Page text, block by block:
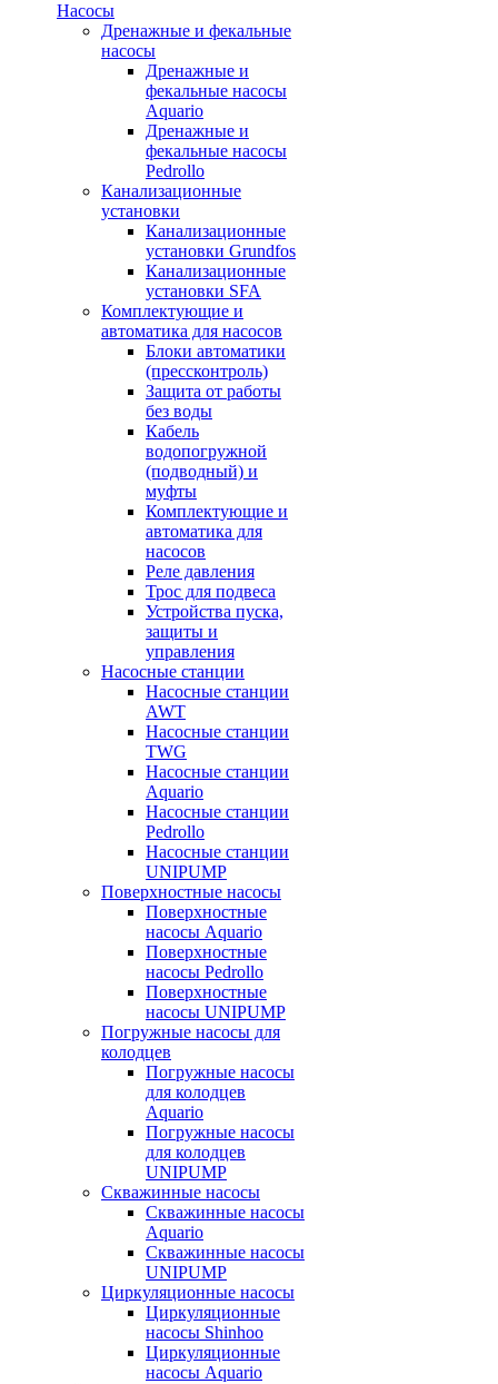
Насосы
Дренажные и фекальные
насосы
Дренажные и
фекальные насосы
Aquario
Дренажные и
фекальные насосы
Pedrollo
Канализационные
установки
Канализационные
установки Grundfos
Канализационные
установки SFA
Комплектующие и
автоматика для насосов
Блоки автоматики
(прессконтроль)
Защита от работы
без воды
Кабель
водопогружной
(подводный) и
муфты
Комплектующие и
автоматика для
насосов
Реле давления
Трос для подвеса
Устройства пуска,
защиты и
управления
Насосные станции
Насосные станции
AWT
Насосные станции
TWG
Насосные станции
Aquario
Насосные станции
Pedrollo
Насосные станции
UNIPUMP
Поверхностные насосы
Поверхностные
насосы Aquario
Поверхностные
насосы Pedrollo
Поверхностные
насосы UNIPUMP
Погружные насосы для
колодцев
Погружные насосы
для колодцев
Aquario
Погружные насосы
для колодцев
UNIPUMP
Скважинные насосы
Скважинные насосы
Aquario
Скважинные насосы
UNIPUMP
Циркуляционные насосы
Циркуляционные
насосы Shinhoo
Циркуляционные
насосы Aquario